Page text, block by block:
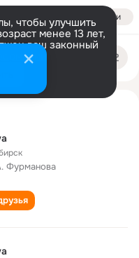
Войти
чтобы улучшить
менее 13 лет,
ваш законный
Фурманова